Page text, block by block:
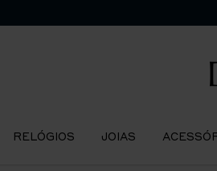
RELÓGIOS JOIAS